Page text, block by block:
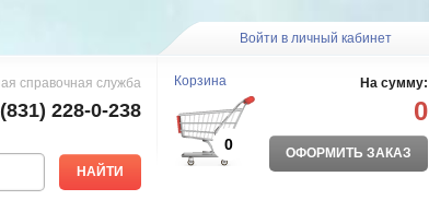
Войти в личный кабинет
справочная служба
(831) 228-0-238
Корзина
0
На сумму:
0
ОФОРМИТЬ ЗАКАЗ